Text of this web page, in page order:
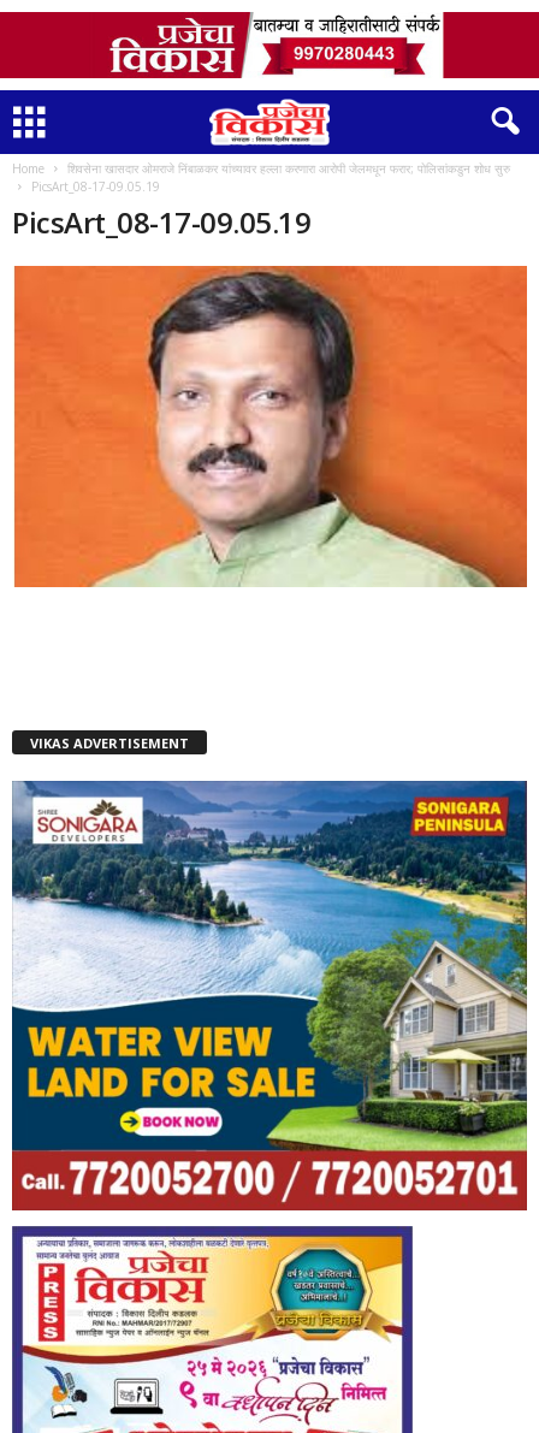
Home
शिवसेना खासदार ओमराजे निंबाळकर यांच्यावर हल्ला करणारा आरोपी जेलमधून फरार; पोलिसांकडुन शोध सुरु
PicsArt_08-17-09.05.19
PicsArt_08-17-09.05.19
VIKAS ADVERTISEMENT